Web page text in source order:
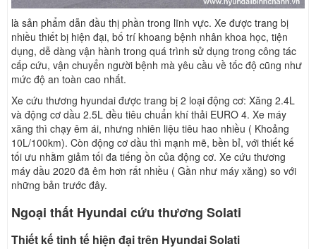
là sản phẩm dẫn đầu thị phần trong lĩnh vực. Xe được trang bị
nhiều thiết bị hiện đại, bố trí khoang bệnh nhân khoa học, tiện
dụng, dễ dàng vận hành trong quá trình sử dụng trong công tác
cấp cứu, vận chuyển người bệnh mà yêu cầu về tốc độ cũng như
mức độ an toàn cao nhất.
Xe cứu thương hyundai được trang bị 2 loại động cơ: Xăng 2.4L
và động cơ dầu 2.5L đều tiêu chuẩn khí thải EURO 4. Xe máy
xăng thì chạy êm ái, nhưng nhiên liệu tiêu hao nhiều ( Khoảng
10L/100km). Còn động cơ dầu thì mạnh mẽ, bền bỉ, với thiết kế
tối ưu nhằm giảm tối đa tiếng ồn của động cơ. Xe cứu thương
máy dầu 2020 đã êm hơn rất nhiều ( Gần như máy xăng) so với
những bản trước đây.
Ngoại thất Hyundai cứu thương Solati
Thiết kế tinh tế hiện đại trên Hyundai Solati